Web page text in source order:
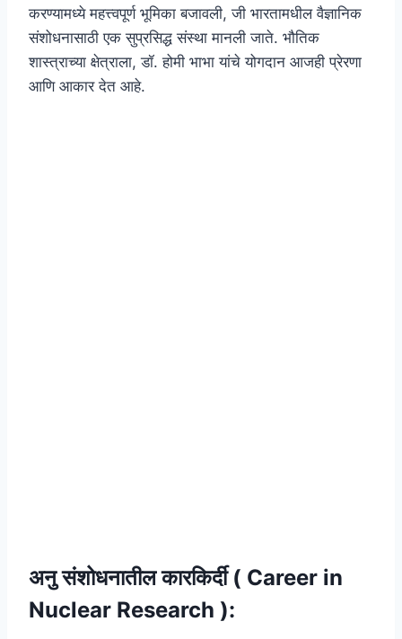
करण्यामध्ये महत्त्वपूर्ण भूमिका बजावली, जी भारतामधील वैज्ञानिक
संशोधनासाठी एक सुप्रसिद्ध संस्था मानली जाते. भौतिक
शास्त्राच्या क्षेत्राला, डॉ. होमी भाभा यांचे योगदान आजही प्रेरणा
आणि आकार देत आहे.
अनु संशोधनातील कारकिर्दी ( Career in
Nuclear Research ):